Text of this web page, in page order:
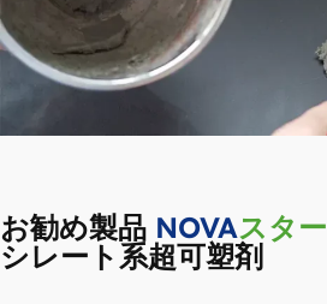
お勧め製品 NOVAスター
シレート系超可塑剤